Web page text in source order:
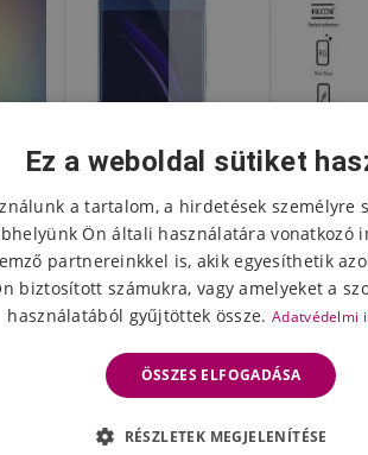
Edzett üveg a Honor 8
kijelzőjéhez
2452 FtKészleten
Ez a weboldal sütiket
a tartalom, a hirdetések személyre
Ön általi használatára vonatkozó
partnereinkkel is, akik egyesíthetik
biztosított számukra, vagy amelyeket a
használatából gyűjtöttek össze. Adatvédelmi
ÖSSZES ELFOGADÁSA
RÉSZLETEK MEGJELENÍTÉSE